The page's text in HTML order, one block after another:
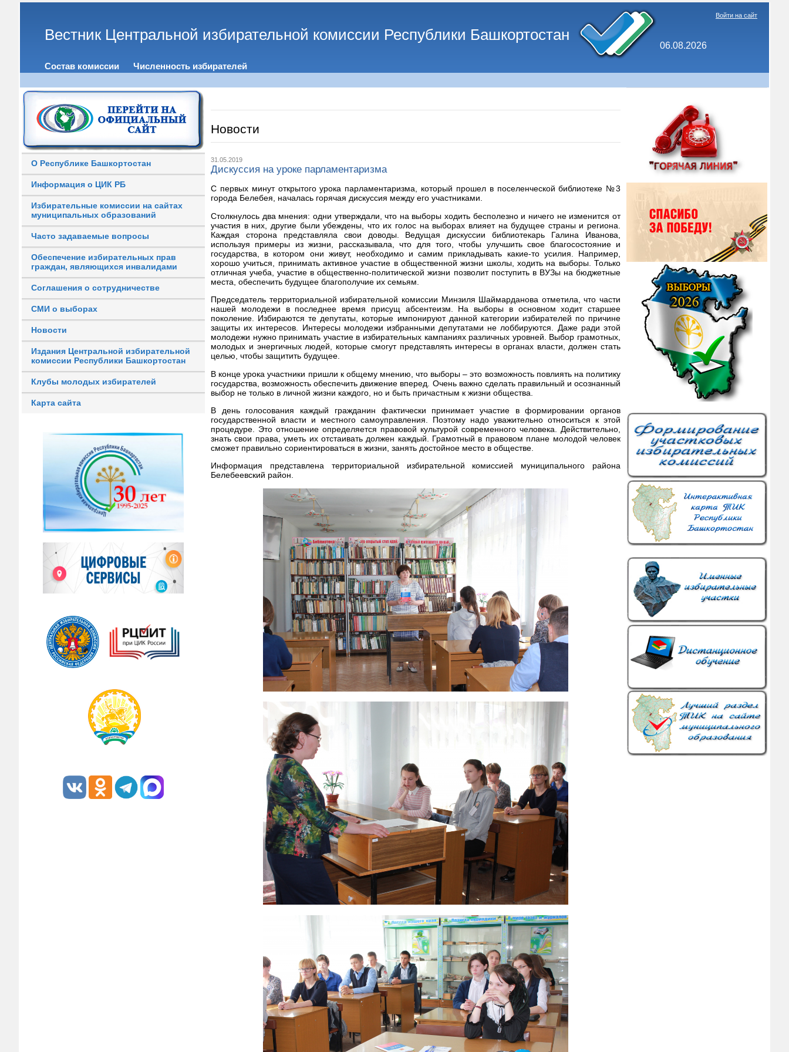
Вестник Центральной избирательной комиссии Республики Башкортостан
06.08.2026
Войти на сайт
Состав комиссии Численность избирателей
О Республике Башкортостан
Информация о ЦИК РБ
Избирательные комиссии на сайтах
муниципальных образований
Часто задаваемые вопросы
Обеспечение избирательных прав
граждан, являющихся инвалидами
Соглашения о сотрудничестве
СМИ о выборах
Новости
Издания Центральной избирательной
комиссии Республики Башкортостан
Клубы молодых избирателей
Карта сайта
Новости
31.05.2019
Дискуссия на уроке парламентаризма
С первых минут открытого урока парламентаризма, который прошел в поселенческой библиотеке №3
города Белебея, началась горячая дискуссия между его участниками.
Столкнулось два мнения: одни утверждали, что на выборы ходить бесполезно и ничего не изменится от
участия в них, другие были убеждены, что их голос на выборах влияет на будущее страны и региона.
Каждая сторона представляла свои доводы. Ведущая дискуссии библиотекарь Галина Иванова,
используя примеры из жизни, рассказывала, что для того, чтобы улучшить свое благосостояние и
государства, в котором они живут, необходимо и самим прикладывать какие-то усилия. Например,
хорошо учиться, принимать активное участие в общественной жизни школы, ходить на выборы. Только
отличная учеба, участие в общественно-политической жизни позволит поступить в ВУЗы на бюджетные
места, обеспечить будущее благополучие их семьям.
Председатель территориальной избирательной комиссии Минзиля Шаймарданова отметила, что части
нашей молодежи в последнее время присущ абсентеизм. На выборы в основном ходит старшее
поколение. Избираются те депутаты, которые импонируют данной категории избирателей по причине
защиты их интересов. Интересы молодежи избранными депутатами не лоббируются. Даже ради этой
молодежи нужно принимать участие в избирательных кампаниях различных уровней. Выбор грамотных,
молодых и энергичных людей, которые смогут представлять интересы в органах власти, должен стать
целью, чтобы защитить будущее.
В конце урока участники пришли к общему мнению, что выборы – это возможность повлиять на политику
государства, возможность обеспечить движение вперед. Очень важно сделать правильный и осознанный
выбор не только в личной жизни каждого, но и быть причастным к жизни общества.
В день голосования каждый гражданин фактически принимает участие в формировании органов
государственной власти и местного самоуправления. Поэтому надо уважительно относиться к этой
процедуре. Это отношение определяется правовой культурой современного человека. Действительно,
знать свои права, уметь их отстаивать должен каждый. Грамотный в правовом плане молодой человек
сможет правильно сориентироваться в жизни, занять достойное место в обществе.
Информация представлена территориальной избирательной комиссией муниципального района
Белебеевский район.